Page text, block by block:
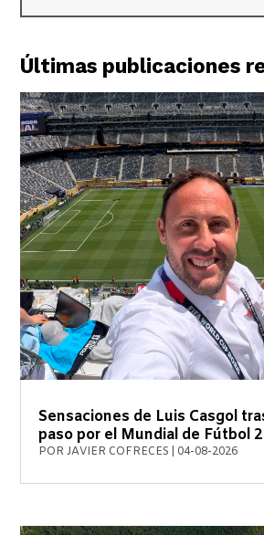
Últimas publicaciones
Sensaciones de Luis Casgol
paso por el Mundial de Fútbol
PORJAVIER COFRECES 04-08-2026